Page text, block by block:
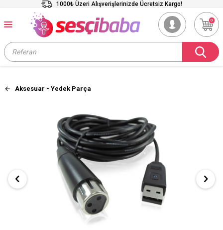
1000₺ Üzeri Alışverişlerinizde Ücretsiz Kargo!
0
Aksesuar - Yedek Parça